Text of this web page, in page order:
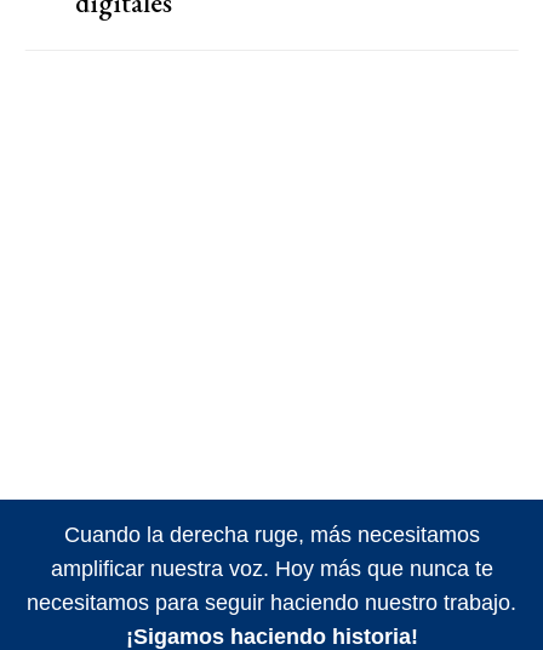
Cuando la derecha ruge, más necesitamos
amplificar nuestra voz. Hoy más que nunca te
necesitamos para seguir haciendo nuestro trabajo.
¡Sigamos haciendo historia!